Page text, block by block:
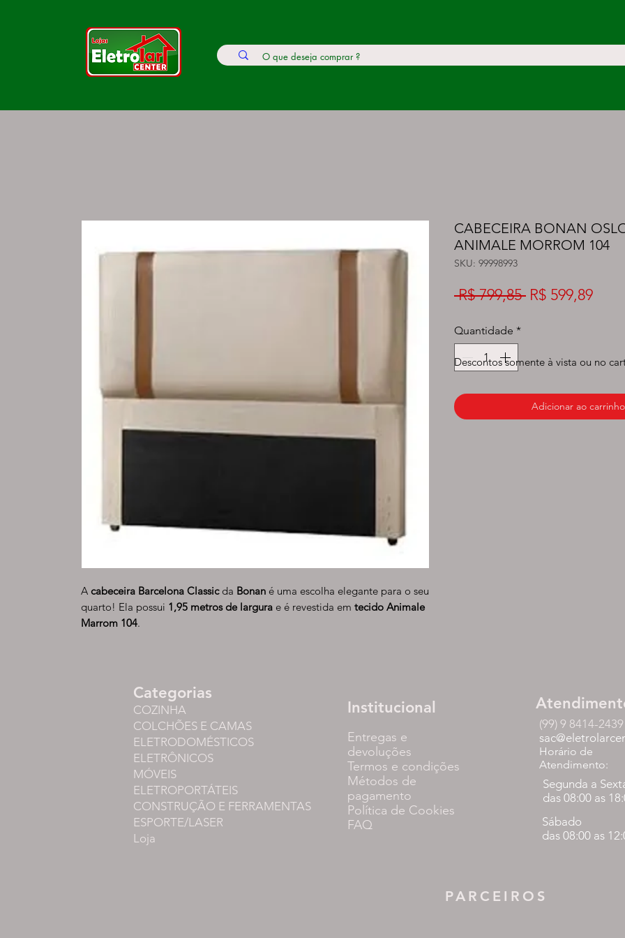
A cabeceira Barcelona Classicda Bonan é uma escolha elegante para o seu
quarto! Ela possui 1,95 metros de largura e é revestida em tecido Animale
Marrom 104.
CABECEIRA BONAN
ANIMALE MORROM 104
SKU: 99998993
R$ 799,85 Preço
R$ 599,89Preço
Quantidade *
Adicionar ao carrinho
Descontos somente à vista ou no
Categorias
COZINHA
COLCHÕES E CAMAS
ELETRODOMÉSTICOS
ELETRÔNICOS
MÓVEIS
ELETROPORTÁTEIS
CONSTRUÇÃO E FERRAMENTAS
ESPORTE/LASER
Loja
Institucional
Entregas e
devoluções
Termos e condições
Métodos de
pagamento
Política de Cookies
FAQ
(99) 9 8414-2439
Horário de
Atendimento:
Segunda a
das 08:00 as
Sábado
das 08:00 as
PARCEIROS